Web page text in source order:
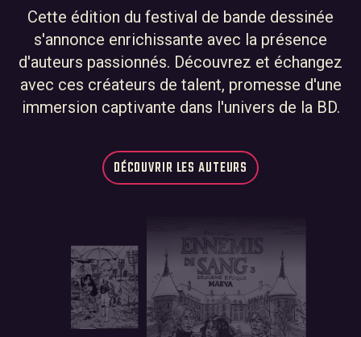
Cette édition du festival de bande dessinée
s'annonce enrichissante avec la présence
d'auteurs passionnés. Découvrez et échangez
avec ces créateurs de talent, promesse d'une
immersion captivante dans l'univers de la BD.
DÉCOUVRIR LES AUTEURS